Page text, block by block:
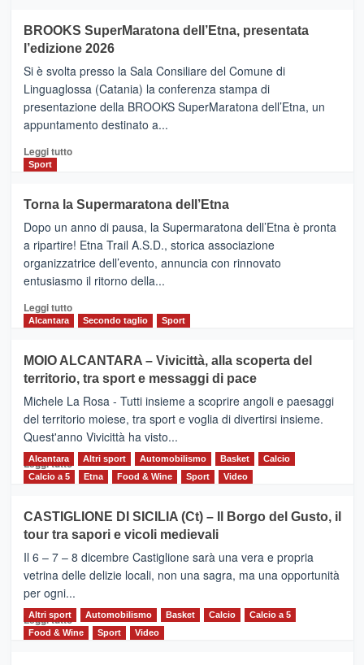
con
la
Al
via
i
collegamenti
BROOKS SuperMaratona dell’Etna, presentata
l’edizione 2026
Si è svolta presso la Sala Consiliare del Comune di
Linguaglossa (Catania) la conferenza stampa di
presentazione della BROOKS SuperMaratona dell’Etna, un
appuntamento destinato a...
Leggi tuttoLeggi
BROOKS
SuperMaratona
dell’Etna,
presentata
l’edizione
2026
Sport
Torna la Supermaratona dell’Etna
Dopo un anno di pausa, la Supermaratona dell’Etna è pronta
a ripartire! Etna Trail A.S.D., storica associazione
organizzatrice dell’evento, annuncia con rinnovato
entusiasmo il ritorno della...
Leggi tuttoLeggi
Torna
la
Supermaratona
dell’Etna
Alcantara Secondo taglio Sport
MOIO ALCANTARA – Vivicittà, alla scoperta del
territorio, tra sport e messaggi di pace
Michele La Rosa - Tutti insieme a scoprire angoli e paesaggi
del territorio moiese, tra sport e voglia di divertirsi insieme.
Quest'anno Vivicittà ha visto...
Leggi tutto Leggi
MOIO
ALCANTARA
–
Vivicittà,
alla
scoperta
del
territorio,
Alcantara Altri sport Automobilismo Basket
Calcio
Calcio a 5
Etna Food & Wine Sport Video
CASTIGLIONE DI SICILIA (Ct) – Il Borgo del Gusto, il
tour tra sapori e vicoli medievali
Il 6 – 7 – 8 dicembre Castiglione sarà una vera e propria
vetrina delle delizie locali, non una sagra, ma una opportunità
per ogni...
Leggi tuttoLeggi
di
Altri sport Automobilismo Basket Calcio
Calcio a 5
Food & Wine
Sport Video